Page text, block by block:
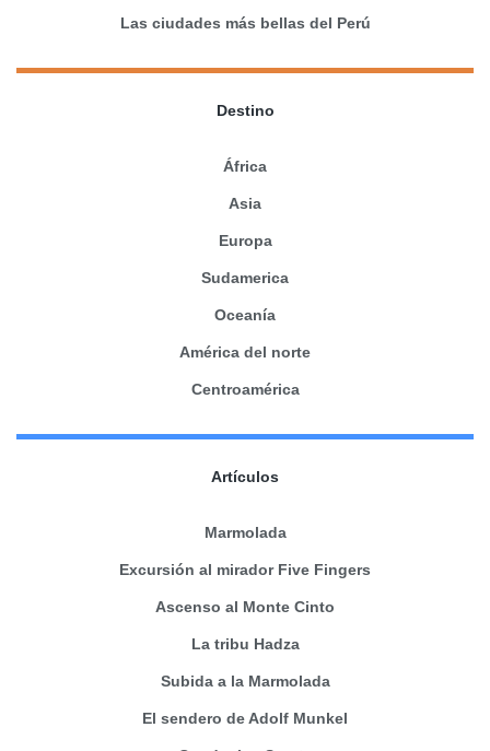
Las ciudades más bellas del Perú
Destino
África
Asia
Europa
Sudamerica
Oceanía
América del norte
Centroamérica
Artículos
Marmolada
Excursión al mirador Five Fingers
Ascenso al Monte Cinto
La tribu Hadza
Subida a la Marmolada
El sendero de Adolf Munkel